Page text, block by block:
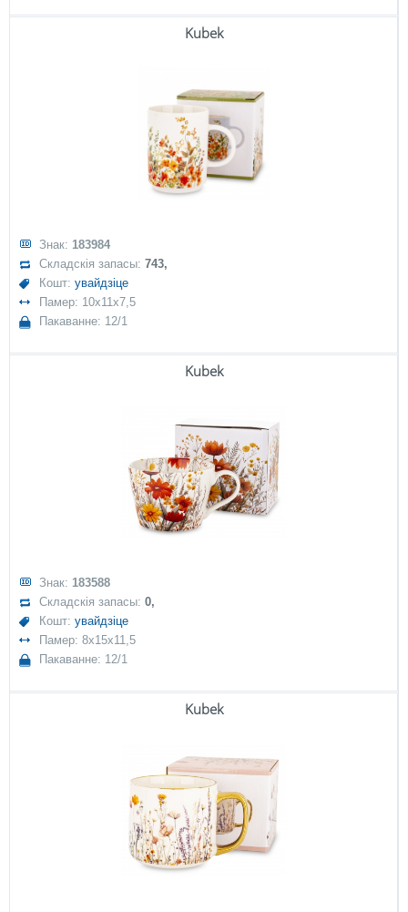
Kubek
Знак: 183984
Складскія запасы:743,
Кошт:увайдзіце
Памер: 10x11x7,5
Пакаванне: 12/1
Kubek
Знак: 183588
Складскія запасы:0,
Кошт:увайдзіце
Памер: 8x15x11,5
Пакаванне: 12/1
Kubek